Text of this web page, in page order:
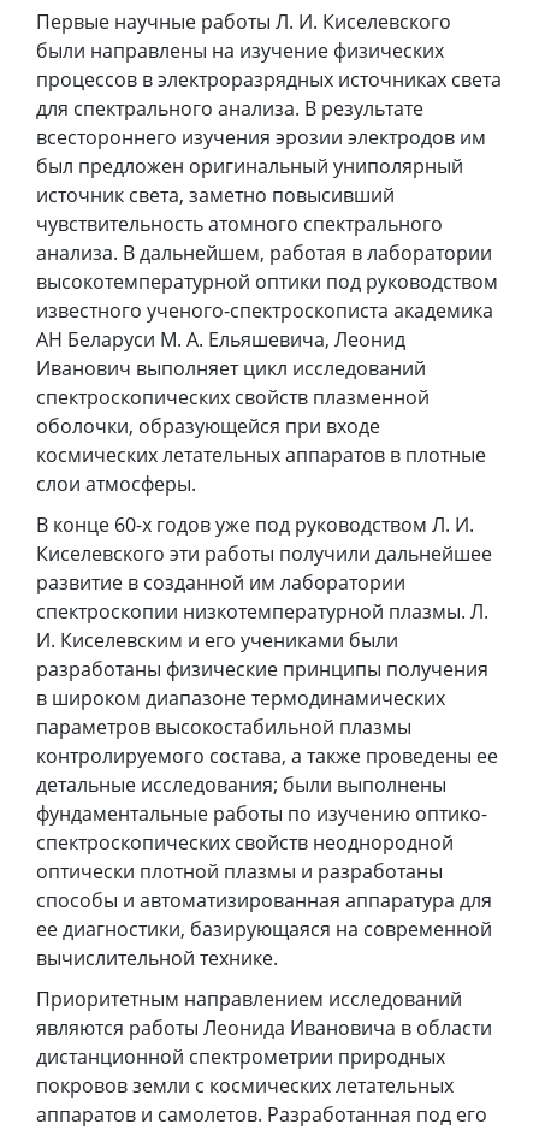
Первые научные работы Л. И. Киселевского
были направлены на изучение физических
процессов в электроразрядных источниках света
для спектрального анализа. В результате
всестороннего изучения эрозии электродов им
был предложен оригинальный униполярный
источник света, заметно повысивший
чувствительность атомного спектрального
анализа. В дальнейшем, работая в лаборатории
высокотемпературной оптики под руководством
известного ученого-спектроскописта академика
АН Беларуси М. А. Ельяшевича, Леонид
Иванович выполняет цикл исследований
спектроскопических свойств плазменной
оболочки, образующейся при входе
космических летательных аппаратов в плотные
слои атмосферы.
В конце 60-х годов уже под руководством Л. И.
Киселевского эти работы получили дальнейшее
развитие в созданной им лаборатории
спектроскопии низкотемпературной плазмы. Л.
И. Киселевским и его учениками были
разработаны физические принципы получения
в широком диапазоне термодинамических
параметров высокостабильной плазмы
контролируемого состава, а также проведены ее
детальные исследования; были выполнены
фундаментальные работы по изучению оптико-
спектроскопических свойств неоднородной
оптически плотной плазмы и разработаны
способы и автоматизированная аппаратура для
ее диагностики, базирующаяся на современной
вычислительной технике.
Приоритетным направлением исследований
являются работы Леонида Ивановича в области
дистанционной спектрометрии природных
покровов земли с космических летательных
аппаратов и самолетов. Разработанная под его